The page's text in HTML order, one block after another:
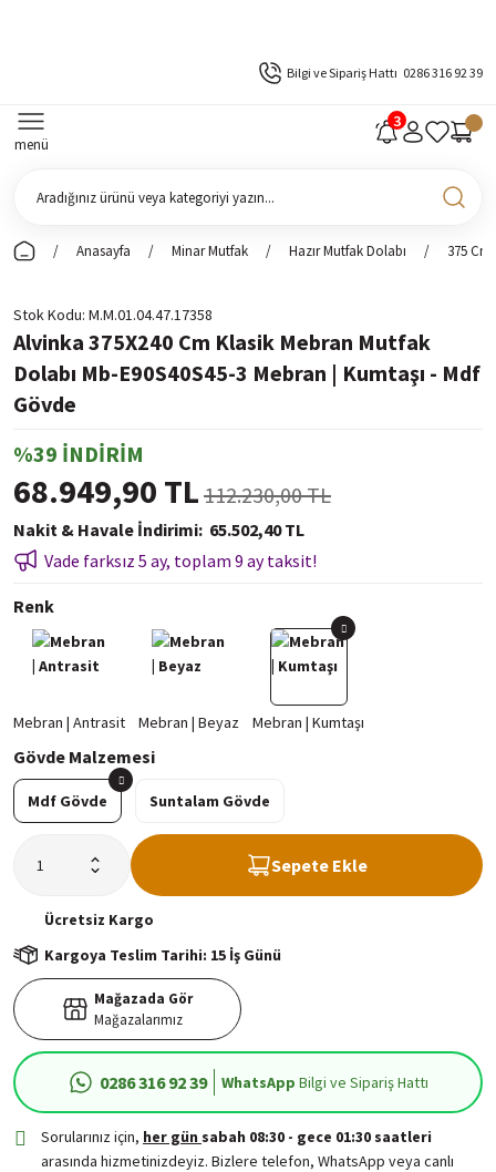
Bilgi ve Sipariş Hattı 0286 316 92 39
menü
Anasayfa Minar Mutfak Hazır Mutfak Dolabı 375 Cm
Stok Kodu M.M.01.04.47.17358
Alvinka 375X240 Cm Klasik Mebran Mutfak
Dolabı Mb-E90S40S45-3 Mebran | Kumtaşı - Mdf
Gövde
%39 İNDİRİM
68.949,90 TL 112.230,00 TL
Nakit & Havale İndirimi 65.502,40 TL
Vade farksız 5 ay, toplam 9 ay taksit!
Renk
Gövde Malzemesi
Mdf Gövde Suntalam Gövde
Sepete Ekle
Ücretsiz Kargo
Kargoya Teslim Tarihi: 15 İş Günü
Mağazada Gör
Mağazalarımız
0286 316 92 39 WhatsApp Bilgi ve Sipariş Hattı
Sorularınız için, her gün sabah 08:30 - gece 01:30 saatleri
arasında hizmetinizdeyiz. Bizlere telefon, WhatsApp veya canlı